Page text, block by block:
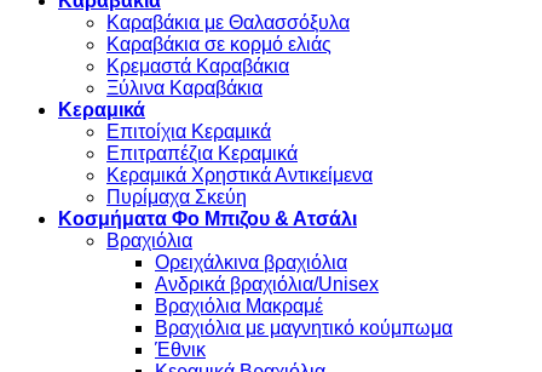
Καραβάκια με Θαλασσόξυλα
Καραβάκια σε κορμό ελιάς
Κρεμαστά Καραβάκια
Ξύλινα Καραβάκια
Κεραμικά
Επιτοίχια Κεραμικά
Επιτραπέζια Κεραμικά
Κεραμικά Χρηστικά Αντικείμενα
Πυρίμαχα Σκεύη
Κοσμήματα Φο Μπιζου & Ατσάλι
Βραχιόλια
Oρειχάλκινα βραχιόλια
Ανδρικά βραχιόλια/Unisex
Βραχιόλια Μακραμέ
Βραχιόλια με μαγνητικό κούμπωμα
Έθνικ